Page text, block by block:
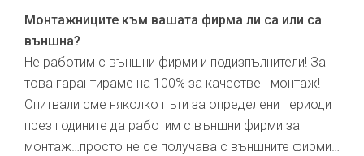
Монтажниците към вашата фирма ли са или са
външна?
Не работим с външни фирми и подизпълнители! За
това гарантираме на 100% за качествен монтаж!
Опитвали сме няколко пъти за определени периоди
през годините да работим с външни фирми за
монтаж…просто не се получава с външните фирми…